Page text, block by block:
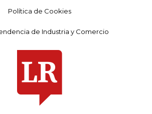
Política de Cookies
de Industria y Comercio